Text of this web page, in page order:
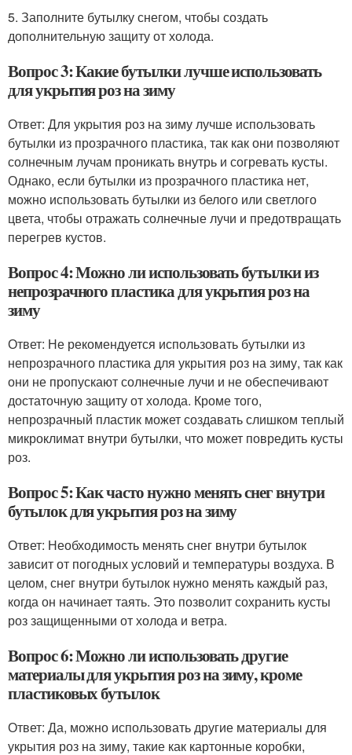
5. Заполните бутылку снегом, чтобы создать
дополнительную защиту от холода.
Вопрос 3: Какие бутылки лучше использовать
для укрытия роз на зиму
Ответ: Для укрытия роз на зиму лучше использовать
бутылки из прозрачного пластика, так как они позволяют
солнечным лучам проникать внутрь и согревать кусты.
Однако, если бутылки из прозрачного пластика нет,
можно использовать бутылки из белого или светлого
цвета, чтобы отражать солнечные лучи и предотвращать
перегрев кустов.
Вопрос 4: Можно ли использовать бутылки из
непрозрачного пластика для укрытия роз на
зиму
Ответ: Не рекомендуется использовать бутылки из
непрозрачного пластика для укрытия роз на зиму, так как
они не пропускают солнечные лучи и не обеспечивают
достаточную защиту от холода. Кроме того,
непрозрачный пластик может создавать слишком теплый
микроклимат внутри бутылки, что может повредить кусты
роз.
Вопрос 5: Как часто нужно менять снег внутри
бутылок для укрытия роз на зиму
Ответ: Необходимость менять снег внутри бутылок
зависит от погодных условий и температуры воздуха. В
целом, снег внутри бутылок нужно менять каждый раз,
когда он начинает таять. Это позволит сохранить кусты
роз защищенными от холода и ветра.
Вопрос 6: Можно ли использовать другие
материалы для укрытия роз на зиму, кроме
пластиковых бутылок
Ответ: Да, можно использовать другие материалы для
укрытия роз на зиму, такие как картонные коробки,